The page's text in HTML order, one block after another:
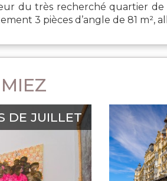
du très recherché quartier de
3 pièces d’angle de 81 m²,
DE JUILLET